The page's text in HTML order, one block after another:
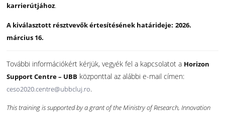
karrierútjához.
A kiválasztott résztvevők értesítésének határideje: 2026.
március 16.
További információkért kérjük, vegyék fel a kapcsolatot a Horizon
Support Centre – UBB központtal az alábbi e-mail címen:
ceso2020.centre@ubbcluj.ro.
This training is supported by a grant of the Ministry of Research, Innovation